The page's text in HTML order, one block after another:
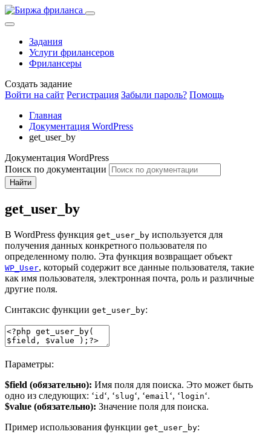
Задания
Услуги фрилансеров
Фрилансеры
Создать задание
Войти на сайт Регистрация Забыли пароль? Помощь
Главная
Документация WordPress
get_user_by
Документация WordPress
Поиск по документации
Найти
get_user_by
В WordPress функция get_user_by используется для
получения данных конкретного пользователя по
определенному полю. Эта функция возвращает объект
WP_User, который содержит все данные пользователя, такие
как имя пользователя, электронная почта, роль и различные
другие поля.
Синтаксис функции get_user_by:
Параметры:
$field (обязательно): Имя поля для поиска. Это может быть
одно из следующих: ‘id ‘, ‘slug‘, ‘email ‘, ‘ login‘.
$value (обязательно): Значение поля для поиска.
Пример использования функции get_user_by: